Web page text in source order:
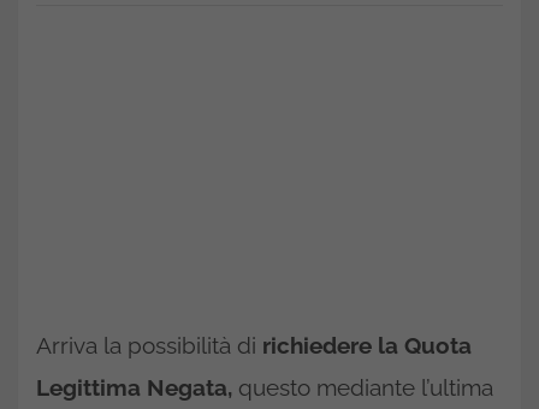
Arriva la possibilità di richiedere la Quota
Legittima Negata, questo mediante l’ultima